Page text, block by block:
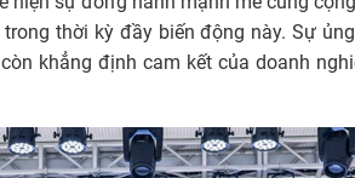
thời kỳ đầy biến động này. Sự
khẳng định cam kết của doanh